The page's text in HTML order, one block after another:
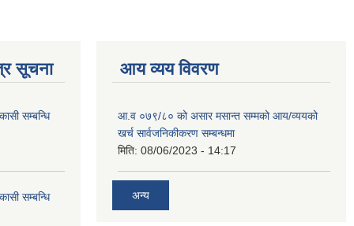
सूचना
सम्बन्धि
सम्बन्धि
आय व्यय विवरण
आ.व ०७९/८० को असार मसान्त सम्मको आय/व्ययको
खर्च सार्वजनिकीकरण सम्बन्धमा
मिति: 08/06/2023 - 14:17
अन्य